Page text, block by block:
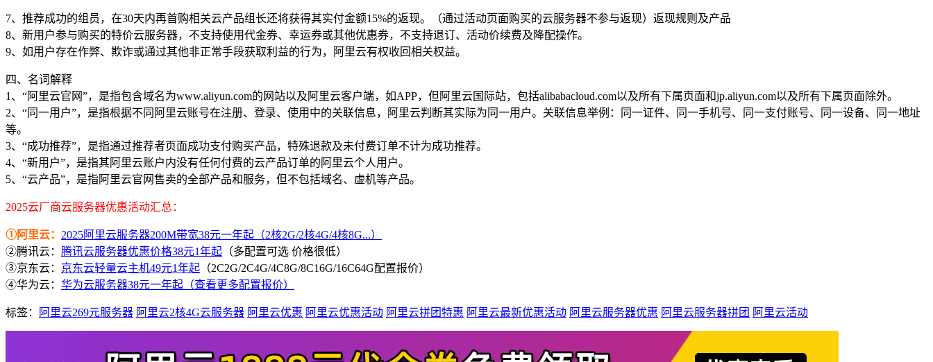
7、推荐成功的组员，在30天内再首购相关云产品组长还将获得其实付金额15%的返现。（通过活动页面购买的云服务器不参与返现）返现规则及产品
8、新用户参与购买的特价云服务器，不支持使用代金券、幸运券或其他优惠券，不支持退订、活动价续费及降配操作。
9、如用户存在作弊、欺诈或通过其他非正常手段获取利益的行为，阿里云有权收回相关权益。
四、名词解释
1、“阿里云官网”，是指包含域名为www.aliyun.com的网站以及阿里云客户端，如APP，但阿里云国际站，包括alibabacloud.com以及所有下属页面和jp.aliyun.com以及所有下属页面除外。
2、“同一用户”，是指根据不同阿里云账号在注册、登录、使用中的关联信息，阿里云判断其实际为同一用户。关联信息举例：同一证件、同一手机号、同一支付账号、同一设备、同一地址
等。
3、“成功推荐”，是指通过推荐者页面成功支付购买产品，特殊退款及未付费订单不计为成功推荐。
4、“新用户”，是指其阿里云账户内没有任何付费的云产品订单的阿里云个人用户。
5、“云产品”，是指阿里云官网售卖的全部产品和服务，但不包括域名、虚机等产品。
2025云厂商云服务器优惠活动汇总：
①阿里云： 2025阿里云服务器200M带宽38元一年起（2核2G/2核4G/4核8G...）
②腾讯云： 腾讯云服务器优惠价格38元1年起 （多配置可选 价格很低）
③京东云： 京东云轻量云主机49元1年起 （2C2G/2C4G/4C8G/8C16G/16C64G配置报价）
④华为云： 华为云服务器38元一年起（查看更多配置报价）
标签： 阿里云269元服务器 阿里云2核4G云服务器 阿里云优惠 阿里云优惠活动 阿里云拼团特惠 阿里云最新优惠活动 阿里云服务器优惠 阿里云服务器拼团 阿里云活动